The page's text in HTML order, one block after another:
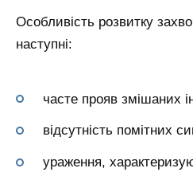
Особливість розвитку
наступні:
часте прояв змішаних
відсутність помітних
ураження,